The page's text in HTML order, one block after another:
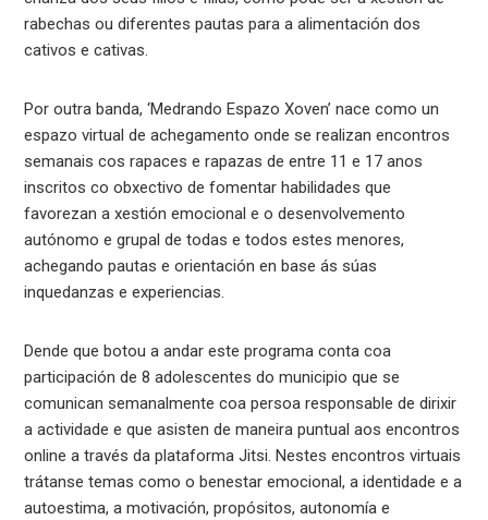
rabechas ou diferentes pautas para a alimentación dos
cativos e cativas.
Por outra banda, ‘Medrando Espazo Xoven’ nace como un
espazo virtual de achegamento onde se realizan encontros
semanais cos rapaces e rapazas de entre 11 e 17 anos
inscritos co obxectivo de fomentar habilidades que
favorezan a xestión emocional e o desenvolvemento
autónomo e grupal de todas e todos estes menores,
achegando pautas e orientación en base ás súas
inquedanzas e experiencias.
Dende que botou a andar este programa conta coa
participación de 8 adolescentes do municipio que se
comunican semanalmente coa persoa responsable de dirixir
a actividade e que asisten de maneira puntual aos encontros
online a través da plataforma Jitsi. Nestes encontros virtuais
trátanse temas como o benestar emocional, a identidade e a
autoestima, a motivación, propósitos, autonomía e